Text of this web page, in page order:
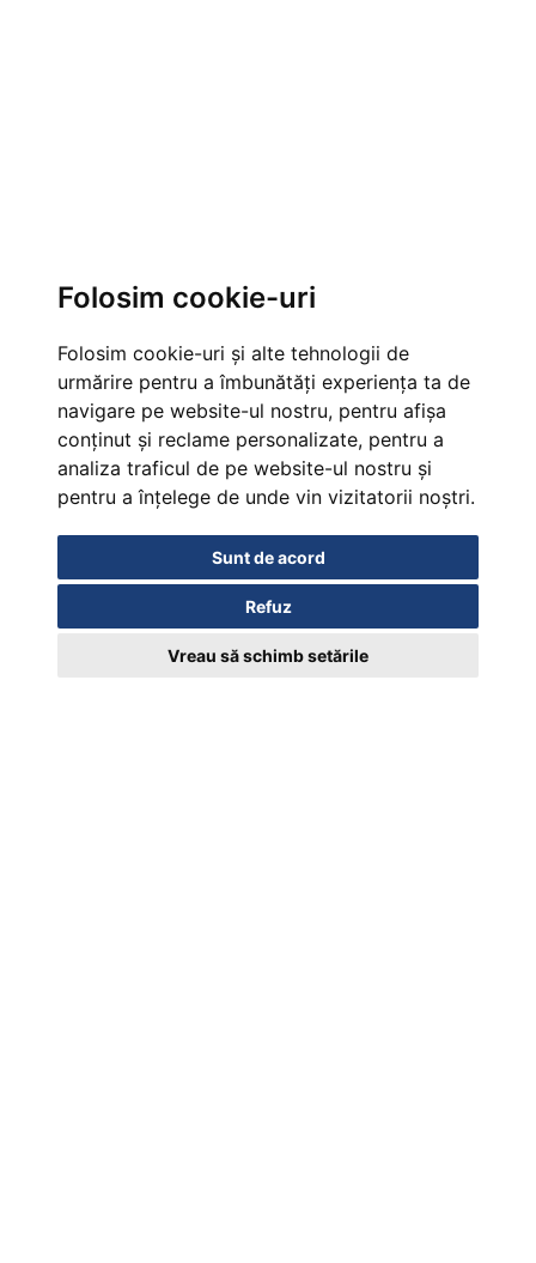
Folosim cookie-uri
Folosim cookie-uri și alte tehnologii de
urmărire pentru a îmbunătăți experiența ta de
navigare pe website-ul nostru, pentru afișa
conținut și reclame personalizate, pentru a
analiza traficul de pe website-ul nostru și
pentru a înțelege de unde vin vizitatorii noștri.
Sunt de acord
Refuz
Vreau să schimb setările